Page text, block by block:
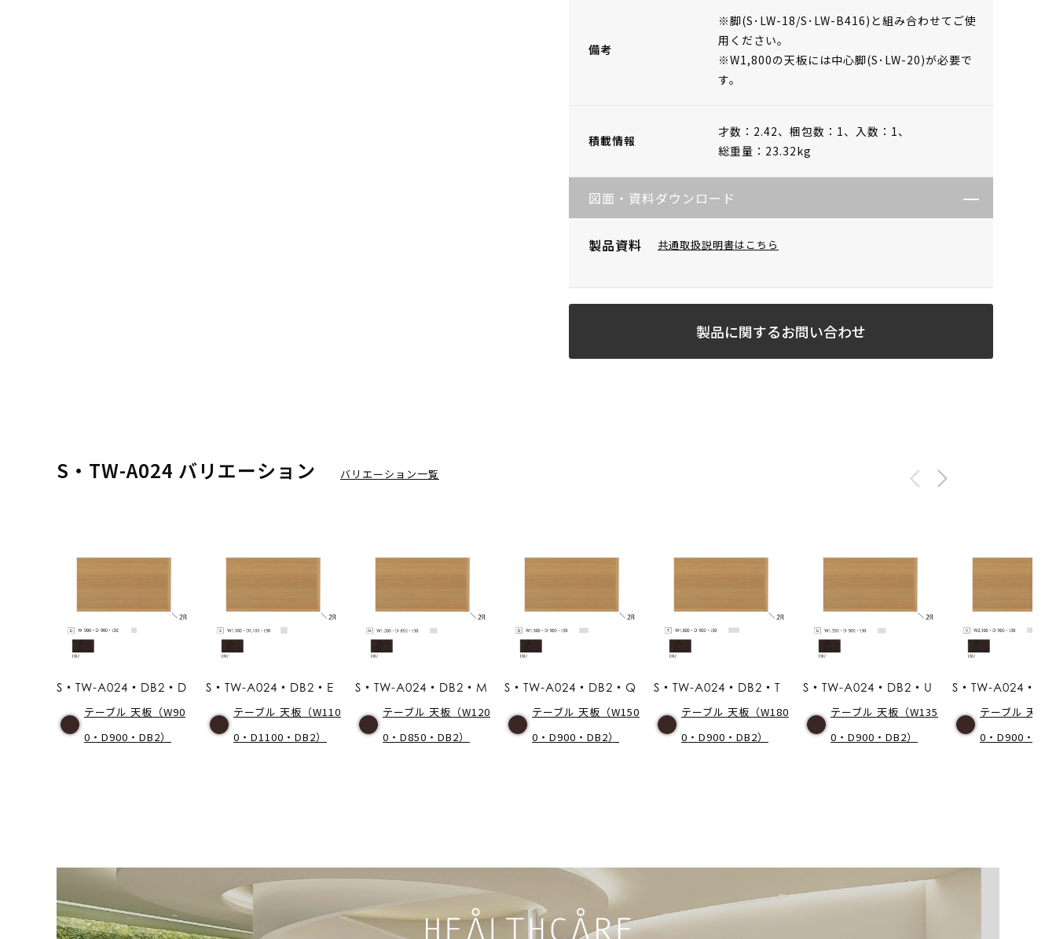
備考
※脚(S･LW-18/S･LW-B416)と組み合わせてご使
用ください。
※W1,800の天板には中心脚(S･LW-20)が必要で
す。
積載情報
才数：2.42、 梱包数：1、 入数：1、
総重量：23.32kg
図面・資料ダウンロード
製品資料 共通取扱説明書はこちら
製品に関するお問い合わせ
S・TW-A024 バリエーション バリエーション一覧
S・TW-A024・DB2・D
テーブル 天板（W90
0・D900・DB2）
S・TW-A024・DB2・E
テーブル 天板（W110
0・D1100・DB2）
S・TW-A024・DB2・M
テーブル 天板（W120
0・D850・DB2）
S・TW-A024・DB2・Q
テーブル 天板（W150
0・D900・DB2）
S・TW-A024・DB2・T
テーブル 天板（W180
0・D900・DB2）
S・TW-A024・DB2・U
テーブル 天板（W135
0・D900・DB2）
S・TW-A024・
テーブル 天板
0・D900・